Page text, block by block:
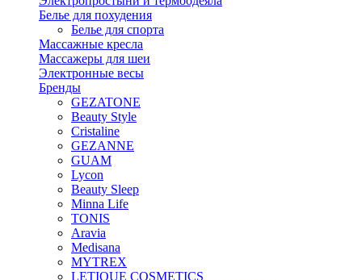
Белье для похудения
Белье для спорта
Массажные кресла
Массажеры для шеи
Электронные весы
Бренды
GEZATONE
Beauty Style
Cristaline
GEZANNE
GUAM
Lycon
Beauty Sleep
Minna Life
TONIS
Aravia
Medisana
MYTREX
LETIQUE COSMETICS